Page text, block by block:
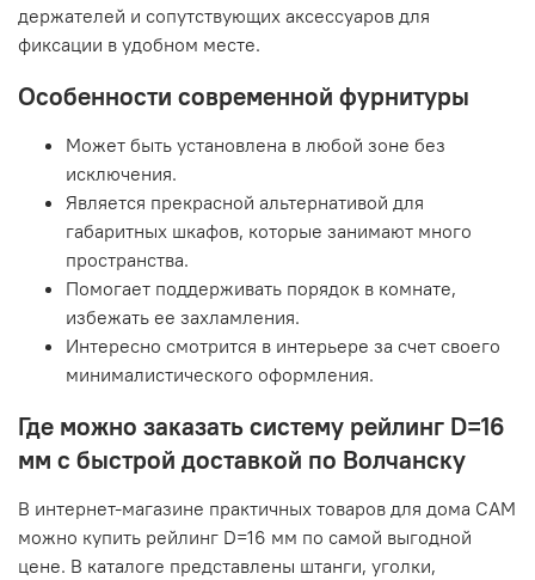
держателей и сопутствующих аксессуаров для
фиксации в удобном месте.
Особенности современной фурнитуры
Может быть установлена в любой зоне без
исключения.
Является прекрасной альтернативой для
габаритных шкафов, которые занимают много
пространства.
Помогает поддерживать порядок в комнате,
избежать ее захламления.
Интересно смотрится в интерьере за счет своего
минималистического оформления.
Где можно заказать систему рейлинг D=16
мм с быстрой доставкой по Волчанску
В интернет-магазине практичных товаров для дома САМ
можно купить рейлинг D=16 мм по самой выгодной
цене. В каталоге представлены штанги, уголки,